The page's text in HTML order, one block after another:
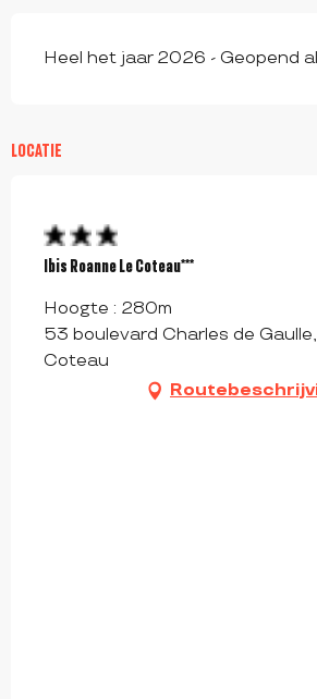
Heel het jaar 2026 - Geopend
LOCATIE
Ibis Roanne Le Coteau***
Hoogte : 280m
53 boulevard Charles de
Coteau